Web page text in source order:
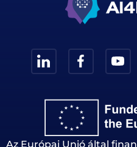
Az Európai Unió által